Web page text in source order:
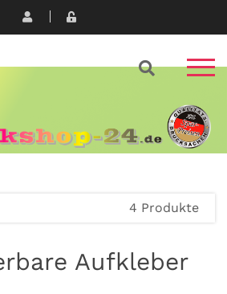
4 Produkte
Aufkleber